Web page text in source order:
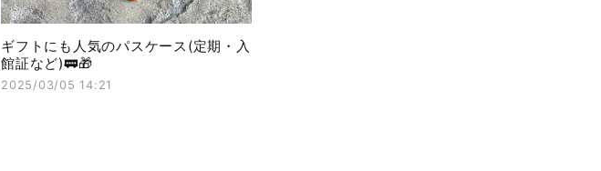
ギフトにも人気のパスケース(定期・入
館証など)🚃🎁
2025/03/05 14:21